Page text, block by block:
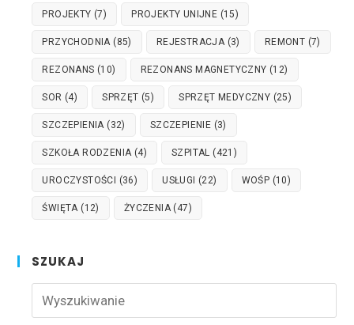
PROJEKTY (7) PROJEKTY UNIJNE (15)
PRZYCHODNIA (85) REJESTRACJA (3) REMONT (7)
REZONANS (10) REZONANS MAGNETYCZNY (12)
SOR (4) SPRZĘT (5) SPRZĘT MEDYCZNY (25)
SZCZEPIENIA (32) SZCZEPIENIE (3)
SZKOŁA RODZENIA (4) SZPITAL (421)
UROCZYSTOŚCI (36) USŁUGI (22) WOŚP (10)
ŚWIĘTA (12) ŻYCZENIA (47)
SZUKAJ